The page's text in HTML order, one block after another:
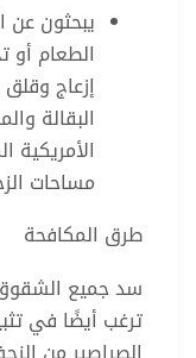
يبحثون عن
الطعام أو
إزعاج
البقالة
الأمريكية
مساحات
طرق المكافحة
سد جميع
ترغب أيضًا في